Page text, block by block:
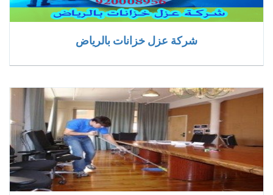
شركة عزل خزانات بالرياض